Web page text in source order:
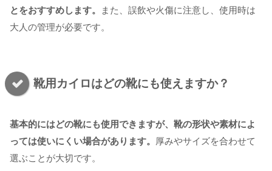
とをおすすめします。
また、誤飲や火傷に注意し、使用時は
大人の管理が必要です。
靴用カイロはどの靴にも使えますか？
基本的にはどの靴にも使用できますが、靴の形状や素材によ
っては使いにくい場合があります。
厚みやサイズを合わせて
選ぶことが大切です。